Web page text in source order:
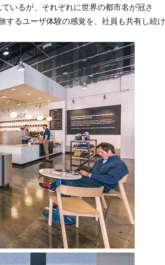
いるが、それぞれに世界の都市名が冠さ
するユーザ体験の感覚を、社員も共有し続け